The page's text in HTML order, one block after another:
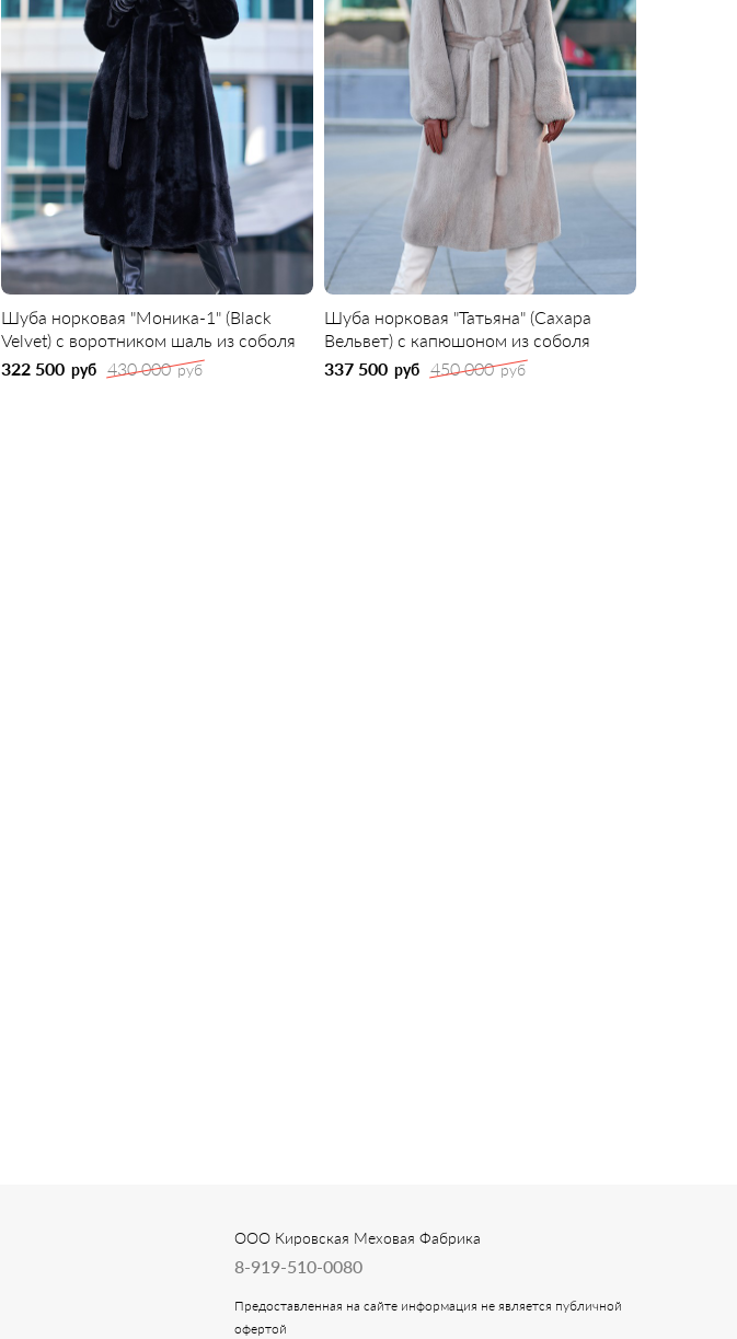
Шуба норковая "Моника-1" (Black
Velvet) с воротником шаль из соболя
322 500 руб 430 000 руб
Шуба норковая "Татьяна" (Сахара
Вельвет) с капюшоном из соболя
337 500 руб 450 000 руб
ООО Кировская Меховая Фабрика
8-919-510-0080
Предоставленная на сайте информация не является публичной
офертой